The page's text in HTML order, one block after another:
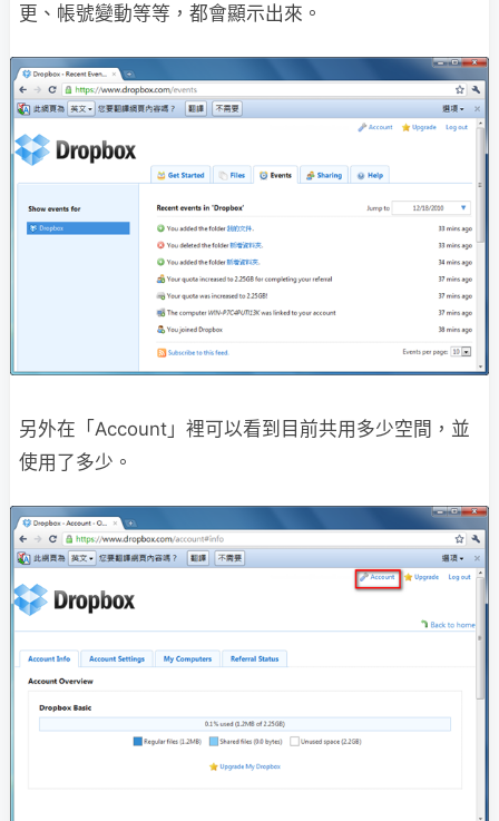
更、帳號變動等等，都會顯示出來。
另外在「Account」裡可以看到目前共用多少空間，並
使用了多少。